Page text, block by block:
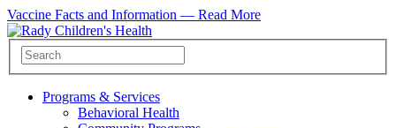
Vaccine Facts and Information — Read More
Programs & Services
Behavioral Health